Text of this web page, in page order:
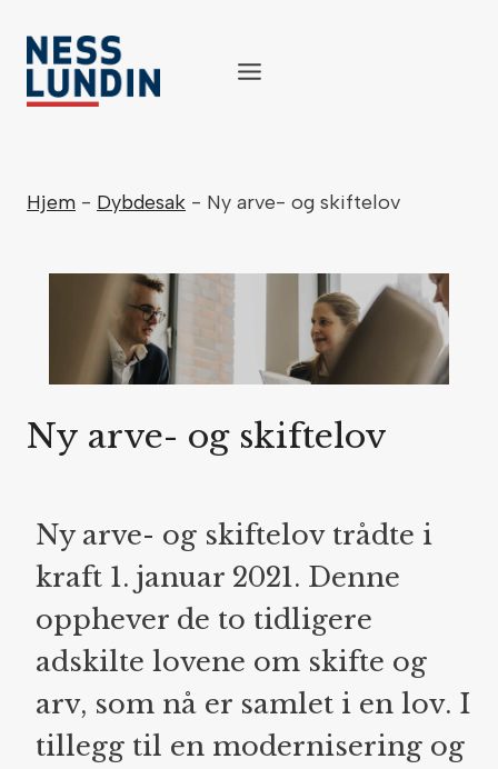
content
Hjem - Dybdesak - Ny arve- og skiftelov
Ny arve- og skiftelov
Ny arve- og skiftelov trådte i
kraft 1. januar 2021. Denne
opphever de to tidligere
adskilte lovene om skifte og
arv, som nå er samlet i en lov. I
tillegg til en modernisering og